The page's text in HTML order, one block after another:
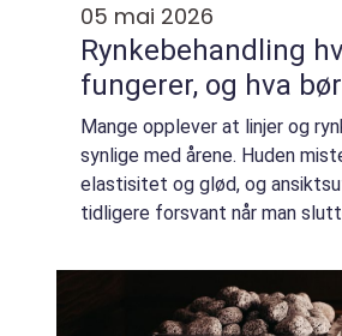
05 mai 2026
Rynkebehandling hva
fungerer, og hva
Mange opplever at linjer og
synlige med årene. Huden
elastisitet og glød, og
tidligere forsvant når man
Rynkebehandling handler i dag